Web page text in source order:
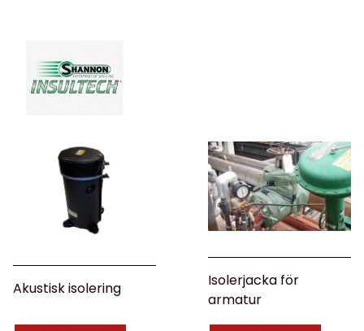
Akustisk isolering
Isolerjacka för
armatur